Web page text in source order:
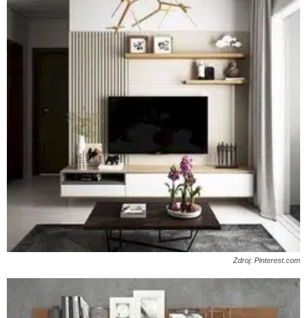
Zdroj: Pinterest.com